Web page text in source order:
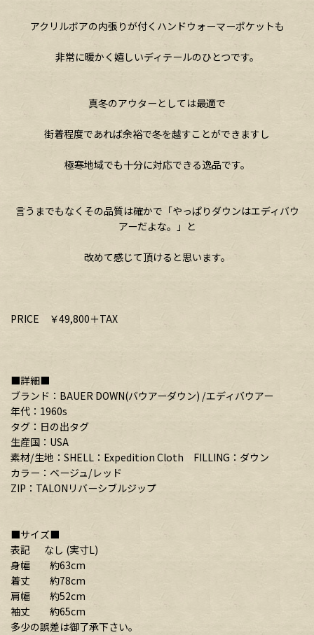
アクリルボアの内張りが付くハンドウォーマーポケットも
非常に暖かく嬉しいディテールのひとつです。
真冬のアウターとしては最適で
街着程度であれば余裕で冬を越すことができますし
極寒地域でも十分に対応できる逸品です。
言うまでもなくその品質は確かで「やっぱりダウンはエディバウ
アーだよな。」と
改めて感じて頂けると思います。
PRICE ￥49,800＋TAX
■詳細■
ブランド：BAUER DOWN(バウアーダウン) /エディバウアー
年代：1960s
タグ：日の出タグ
生産国：USA
素材/生地：SHELL：Expedition Cloth FILLING：ダウン
カラー：ベージュ/レッド
ZIP：TALONリバーシブルジップ
■サイズ■
表記 なし (実寸L)
身幅 約63cm
着丈 約78cm
肩幅 約52cm
袖丈 約65cm
多少の誤差は御了承下さい。